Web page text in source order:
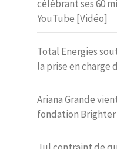
célébrant ses 60
YouTube [Vidéo]
Total Energies
la prise en charge
Ariana Grande
fondation Brighter